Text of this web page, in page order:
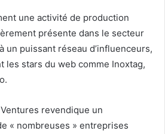
une activité de production
présente dans le secteur
un puissant réseau d’influenceurs,
les stars du web comme Inoxtag,
revendique un
« nombreuses » entreprises